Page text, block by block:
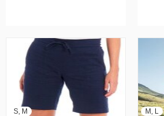
S, M M, L